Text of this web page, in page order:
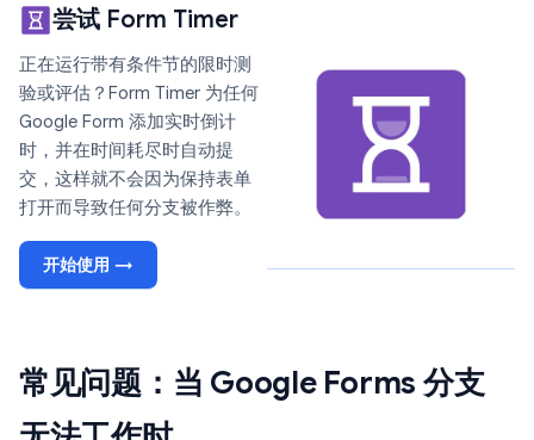
尝试 Form Timer
正在运行带有条件节的限时测
验或评估？Form Timer 为任何
Google Form 添加实时倒计
时，并在时间耗尽时自动提
交，这样就不会因为保持表单
打开而导致任何分支被作弊。
开始使用 →
常见问题：当 Google Forms 分支